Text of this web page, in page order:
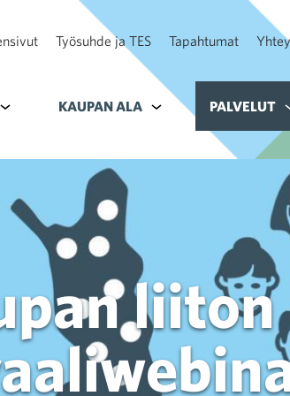
Työsuhde ja TES Tapahtumat
Alavalikko kohteelle Vastuullisuus
KAUPAN ALA Alavalikko kohteelle
PALVELUT
liiton